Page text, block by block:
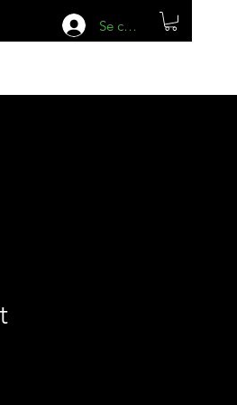
Se connecter